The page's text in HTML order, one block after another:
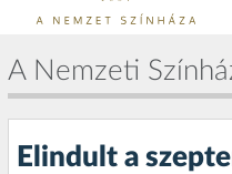
A Nemzeti
Elindult a